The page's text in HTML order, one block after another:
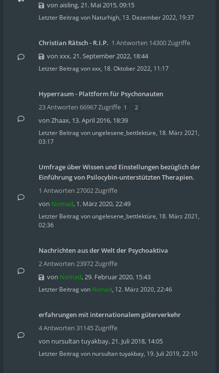
von aisling,21. Mai 2015, 09:15
Letzter Beitrag von Naturhigh, 13. Dezember 2022, 19:37
Christian Rätsch - R.I.P. 1 Antworten 14300 Zugriffe
von xxx,21. September 2022, 18:44
Letzter Beitrag vonxxx, 18. Oktober 2022, 11:17
Hyperraum - Plattform für Psychonauten
23 Antworten 66967 Zugriffe 1 2
von Zhaax, 13. April 2016, 18:39
Letzter Beitrag von ungelesene_bettlektüre, 18. März 2021,
03:17
Umfrage über Wissen und Einstellungen bezüglich der
Einführung von Psilocybin-unterstützten Therapien.
1 Antworten 27002 Zugriffe
von Nomad, 1. März 2020, 22:49
Letzter Beitrag von ungelesene_bettlektüre, 18. März 2021,
02:36
Nachrichten aus der Welt der Psychoaktiva
2 Antworten 23972 Zugriffe
von Nomad,29. Februar 2020, 15:43
Letzter Beitrag von Nomad, 12. März 2020, 22:46
erfahrungen mit internationalem güterverkehr
4 Antworten 31145 Zugriffe
von nursultan tuyakbay,21. Juli 2018, 14:05
Letzter Beitrag von nursultan tuyakbay, 19. Juli 2019, 22:10